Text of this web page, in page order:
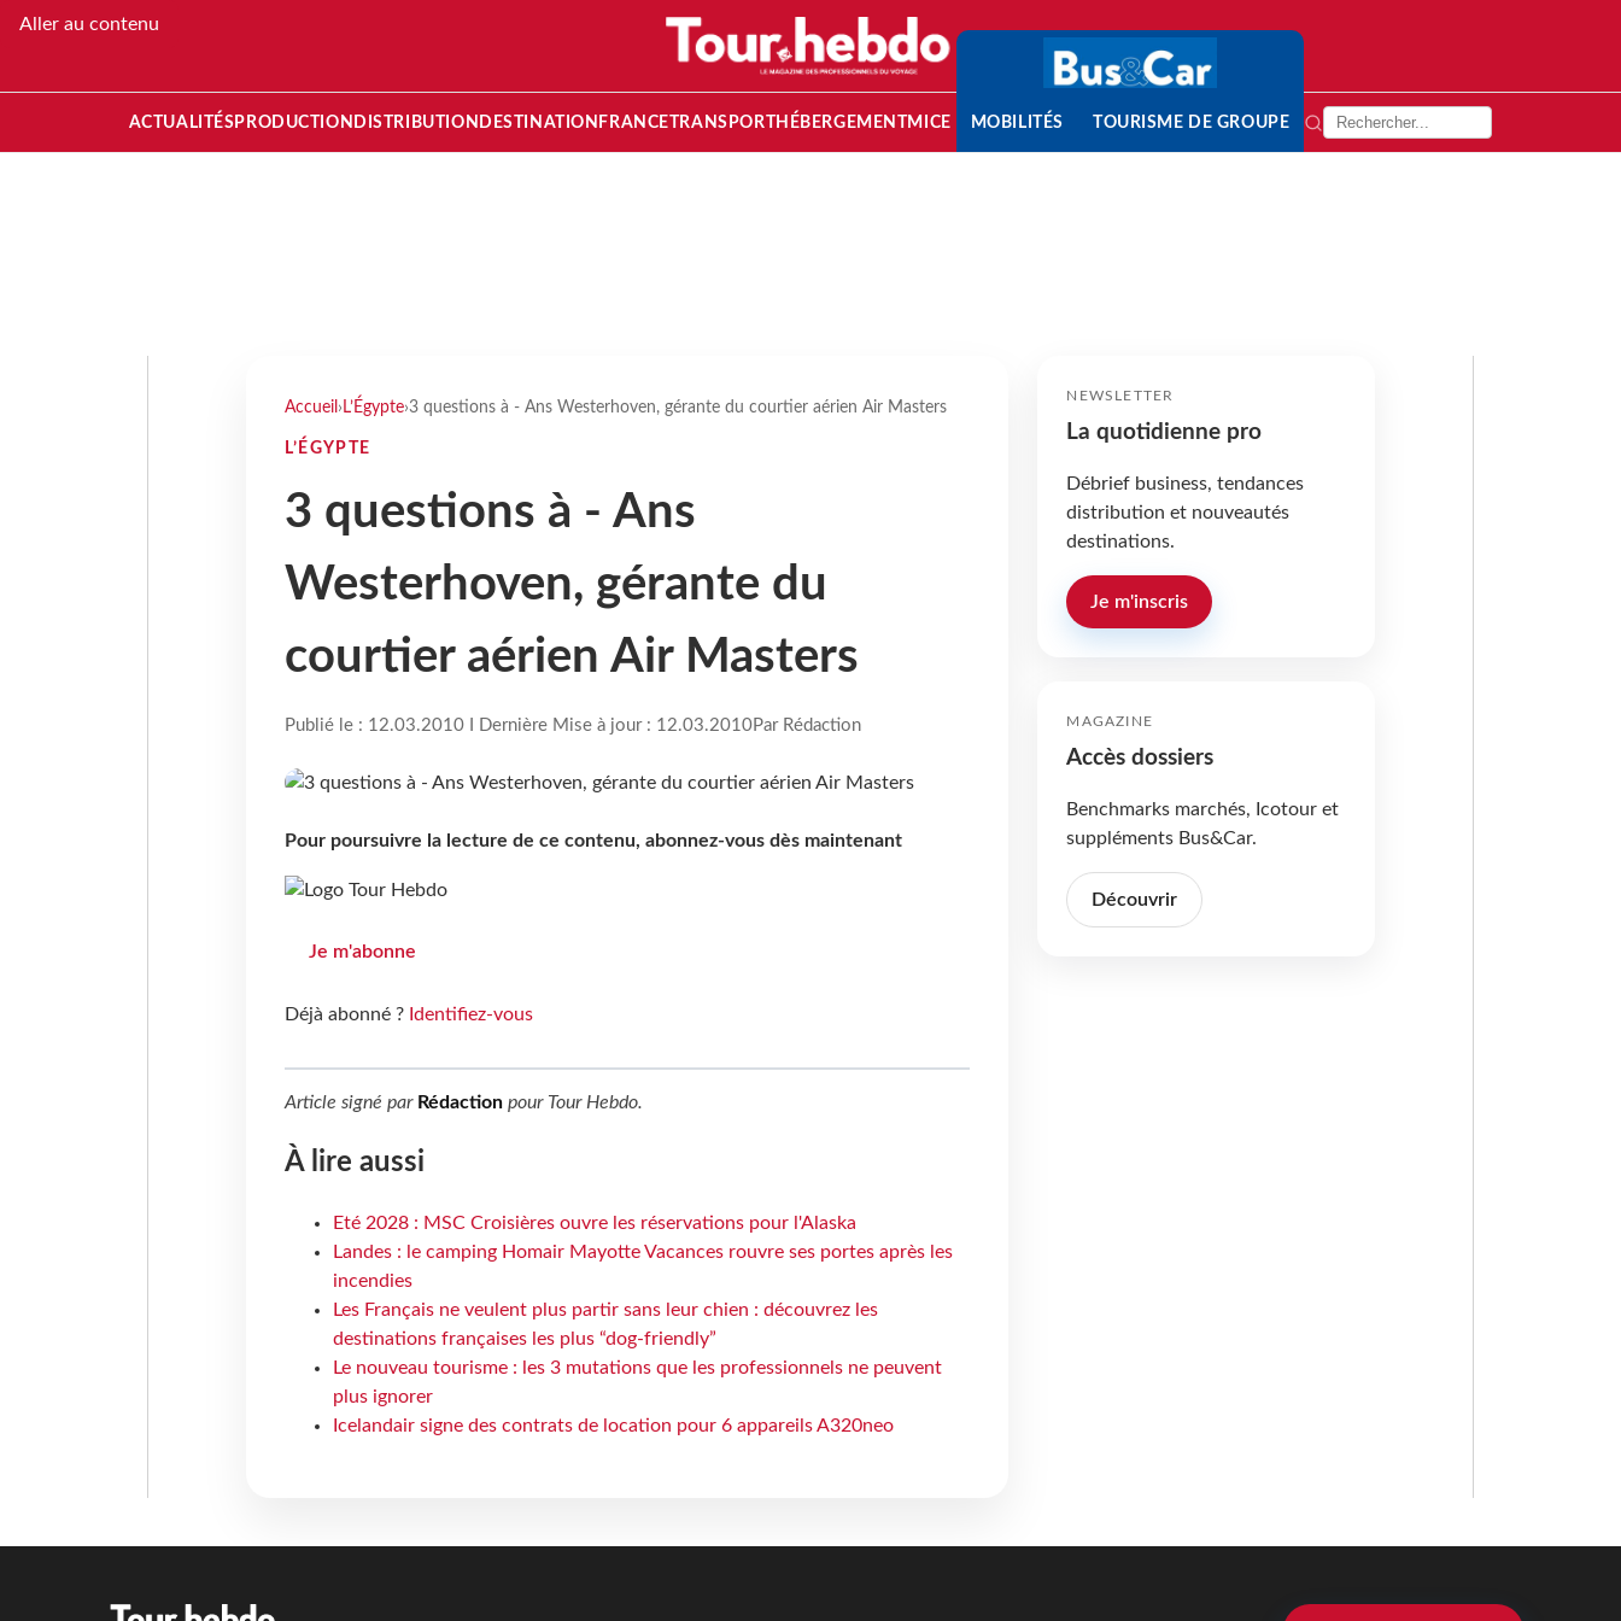
Aller au contenu
ACTUALITÉS PRODUCTION DISTRIBUTION DESTINATION FRANCETRANSPORT HÉBERGEMENTMICE MOBILITÉS TOURISME DE GROUPE
Accueil › L’Égypte›3 questions à - Ans Westerhoven, gérante du courtier aérien Air Masters
L’ÉGYPTE
3 questions à - Ans
Westerhoven, gérante du
courtier aérien Air Masters
Publié le : 12.03.2010 I Dernière Mise à jour : 12.03.2010Par Rédaction
Pour poursuivre la lecture de ce contenu, abonnez-vous dès maintenant
Je m'abonne
Déjà abonné ? Identifiez-vous
Article signé par Rédactionpour Tour Hebdo.
À lire aussi
Eté 2028 : MSC Croisières ouvre les réservations pour l'Alaska
Landes : le camping Homair Mayotte Vacances rouvre ses portes après les
incendies
Les Français ne veulent plus partir sans leur chien : découvrez les
destinations françaises les plus “dog-friendly”
Le nouveau tourisme : les 3 mutations que les professionnels ne peuvent
plus ignorer
Icelandair signe des contrats de location pour 6 appareils A320neo
NEWSLETTER
La quotidienne pro
Débrief business, tendances
distribution et nouveautés
destinations.
Je m'inscris
MAGAZINE
Accès dossiers
Benchmarks marchés, Icotour et
suppléments Bus&Car.
Découvrir